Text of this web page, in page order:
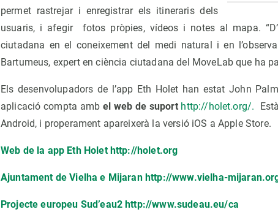
permet rastrejar i enregistrar els itineraris dels
usuaris, i afegir fotos pròpies, vídeos i notes al mapa.
ciutadana en el coneixement del medi natural i en
Bartumeus, expert en ciència ciutadana del MoveLab que ha
Els desenvolupadors de l’app Eth Holet han estat John
aplicació compta amb el web de suport http://holet.org/.
Android, i properament apareixerà la versió iOS a Apple Store.
Web de la app Eth Holethttp://holet.org
Ajuntament de Vielha e Mijaran http://www.vielha-
Projecte europeu Sud’eau2http://www.sudeau.eu/ca